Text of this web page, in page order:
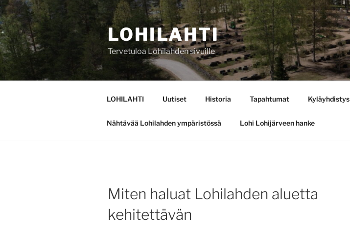
Siirry
sisältöön
LOHILAHTI
Tervetuloa Lohilahden sivuille
LOHILAHTI Uutiset Historia Tapahtumat Kyläyhdistys
Nähtävää Lohilahden ympäristössä Lohi Lohijärveen hanke
Miten haluat Lohilahden aluetta
kehitettävän